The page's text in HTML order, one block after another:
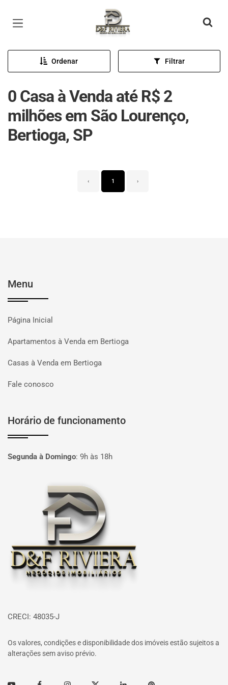
Página inicial
Ordenar Filtrar
0 Casa à Venda até R$ 2
milhões em São Lourenço,
Bertioga, SP
‹ 1 ›
Menu
Página Inicial
Apartamentos à Venda em Bertioga
Casas à Venda em Bertioga
Fale conosco
Horário de funcionamento
Segunda à Domingo: 9h às 18h
Página inicial
CRECI: 48035-J
Os valores, condições e disponibilidade dos imóveis estão sujeitos a
alterações sem aviso prévio.